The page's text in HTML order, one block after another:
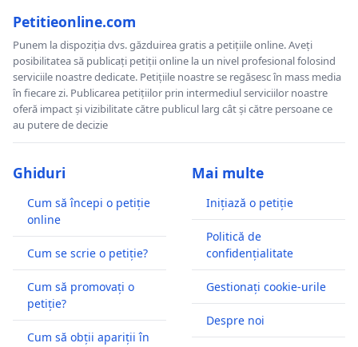
Petitieonline.com
Punem la dispoziția dvs. găzduirea gratis a petițiile online. Aveți
posibilitatea să publicați petiții online la un nivel profesional folosind
serviciile noastre dedicate. Petițiile noastre se regăsesc în mass media
în fiecare zi. Publicarea petițiilor prin intermediul serviciilor noastre
oferă impact și vizibilitate către publicul larg cât și către persoane ce
au putere de decizie
Ghiduri
Cum să începi o petiție
online
Cum se scrie o petiție?
Cum să promovați o
petiție?
Cum să obții apariții în
Mai multe
Inițiază o petiție
Politică de
confidențialitate
Gestionați cookie-urile
Despre noi